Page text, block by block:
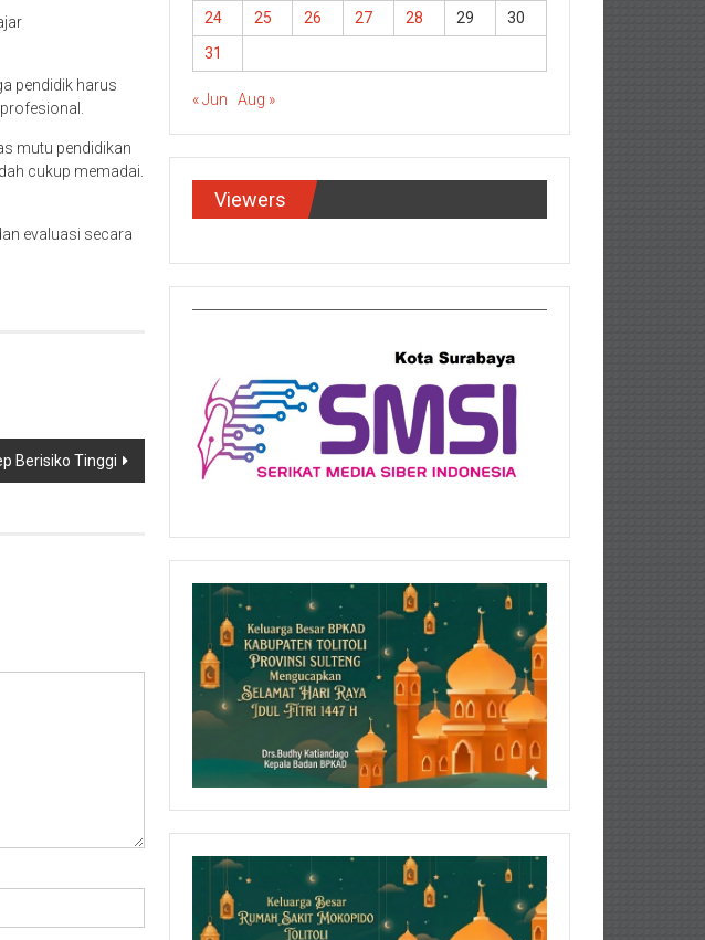
pendidik harus
mutu pendidikan
cukup memadai.
evaluasi secara
Berisiko Tinggi
24
25 26 27 28 29
30
31
« Jun Aug »
Viewers